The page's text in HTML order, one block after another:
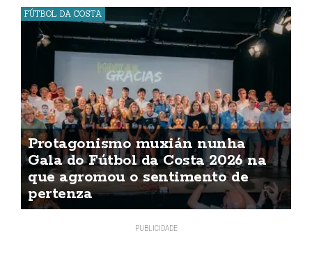
FÚTBOL DA COSTA
Protagonismo muxián nunha
Gala do Fútbol da Costa 2026 na
que agromou o sentimento de
pertenza